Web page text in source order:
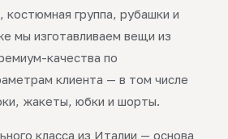
костюмная группа, рубашки и
мы изготавливаем вещи из
качества по
клиента — в том числе
жакеты, юбки и шорты.
класса из Италии — основа